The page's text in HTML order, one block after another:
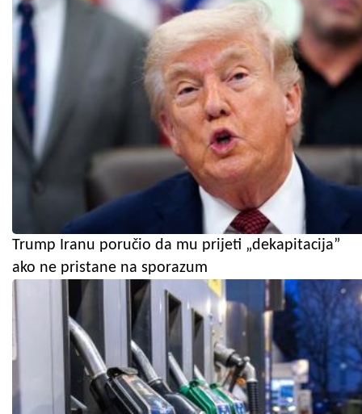
Trump Iranu poručio da mu prijeti „dekapitacija”
ako ne pristane na sporazum